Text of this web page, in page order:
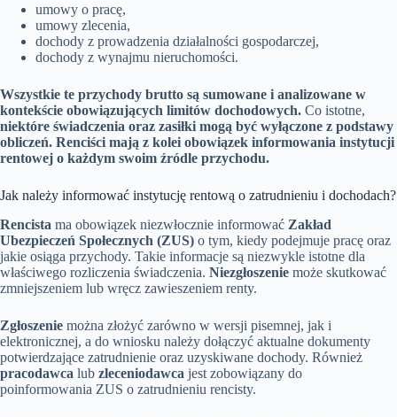
umowy o pracę,
umowy zlecenia,
dochody z prowadzenia działalności gospodarczej,
dochody z wynajmu nieruchomości.
Wszystkie te przychody brutto są sumowane i analizowane w
kontekście obowiązujących limitów dochodowych. Co istotne,
niektóre świadczenia oraz zasiłki mogą być wyłączone z podstawy
obliczeń. Renciści mają z kolei obowiązek informowania instytucji
rentowej o każdym swoim źródle przychodu.
Jak należy informować instytucję rentową o zatrudnieniu i dochodach?
Rencista ma obowiązek niezwłocznie informować Zakład
Ubezpieczeń Społecznych (ZUS) o tym, kiedy podejmuje pracę oraz
jakie osiąga przychody. Takie informacje są niezwykle istotne dla
właściwego rozliczenia świadczenia. Niezgłoszenie może skutkować
zmniejszeniem lub wręcz zawieszeniem renty.
Zgłoszenie można złożyć zarówno w wersji pisemnej, jak i
elektronicznej, a do wniosku należy dołączyć aktualne dokumenty
potwierdzające zatrudnienie oraz uzyskiwane dochody. Również
pracodawca lub zleceniodawca jest zobowiązany do
poinformowania ZUS o zatrudnieniu rencisty.